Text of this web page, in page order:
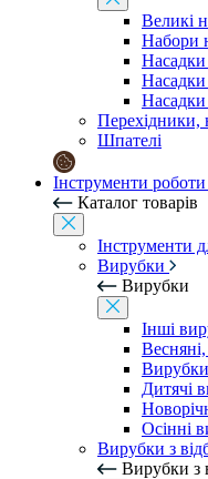
Великі
Набори
Перехідники,
Шпателі
Інструменти
Каталог товарів
Інструменти
Вирубки
Вирубки
Інші
Дитячі
Осінні
Вирубки з
Вирубки з